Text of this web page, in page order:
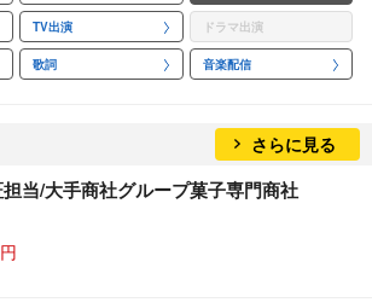
TV出演 ドラマ出演
歌詞 音楽配信
さらに見る
当/大手商社グループ菓子専門商社